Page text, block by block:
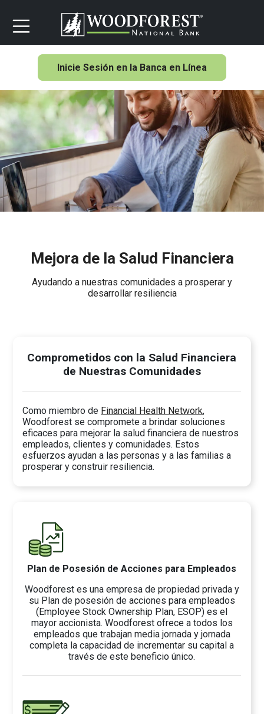
Inicie Sesión en la Banca en Línea
Mejora de la Salud Financiera
Ayudando a nuestras comunidades a prosperar y
desarrollar resiliencia
Comprometidos con la Salud Financiera
de Nuestras Comunidades
Como miembro de Financial Health Network,
Woodforest se compromete a brindar soluciones
eficaces para mejorar la salud financiera de nuestros
empleados, clientes y comunidades. Estos
esfuerzos ayudan a las personas y a las familias a
prosperar y construir resiliencia.
Plan de Posesión de Acciones para Empleados
Woodforest es una empresa de propiedad privada y
su Plan de posesión de acciones para empleados
(Employee Stock Ownership Plan, ESOP) es el
mayor accionista. Woodforest ofrece a todos los
empleados que trabajan media jornada y jornada
completa la capacidad de incrementar su capital a
través de este beneficio único.